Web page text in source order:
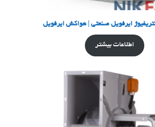
ایرفویل صنعتی | هواکش ایرفویل
اطلاعات بیشتر